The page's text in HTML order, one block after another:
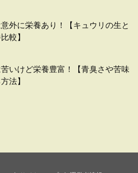
外に栄養あり！【キュウリの生と
較】
いけど栄養豊富！【青臭さや苦味
法】